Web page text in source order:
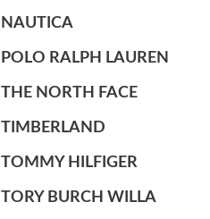
NAUTICA
POLO RALPH LAUREN
THE NORTH FACE
TIMBERLAND
TOMMY HILFIGER
TORY BURCH WILLA